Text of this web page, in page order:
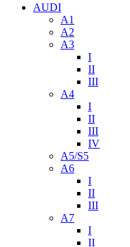
AUDI
A1
A2
A3
I
II
III
A4
I
II
III
IV
A5/S5
A6
I
II
III
A7
I
II